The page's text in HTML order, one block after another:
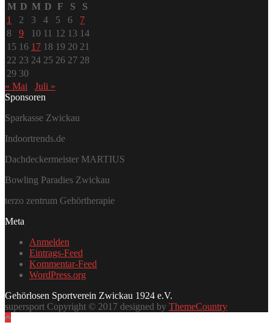
M D M D F S
S
1
2 3 4 5 6
7
8
9 10 11 12 13 14
15 16 17 18 19 20 21
22 23 24 25 26 27 28
29 30
« Mai
Juli »
Sponsoren
Sparkasse Zwickau
Indoortrends.de
Dachdeckermeister MARTIUS
Bowling Paradies Zwickau
terzo zentrum Gehörtherapie
Meta
Anmelden
Eintrags-Feed
Kommentar-Feed
WordPress.org
Gehörlosen Sportverein Zwickau 1924 e.V.
supersport Copyright © 2017 designed by ThemeCountry